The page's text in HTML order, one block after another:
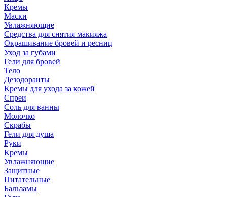
Кремы
Маски
Увлажняющие
Средства для снятия макияжа
Окрашивание бровей и ресниц
Уход за губами
Гели для бровей
Тело
Дезодоранты
Кремы для ухода за кожей
Спреи
Соль для ванны
Молочко
Скрабы
Гели для душа
Руки
Кремы
Увлажняющие
Защитные
Питательные
Бальзамы